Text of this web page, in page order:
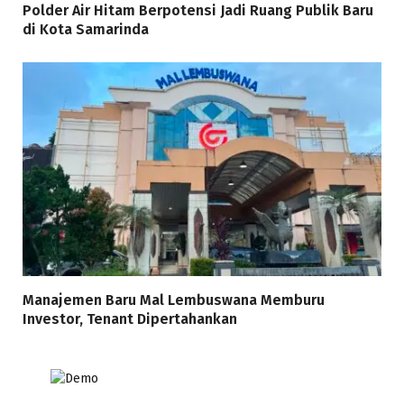
Polder Air Hitam Berpotensi Jadi Ruang Publik Baru
di Kota Samarinda
Manajemen Baru Mal Lembuswana Memburu
Investor, Tenant Dipertahankan